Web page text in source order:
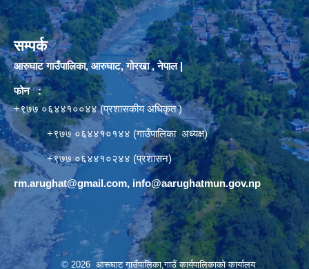
सम्पर्क
आरुघाट गाउँपालिका, आरुघाट, गोरखा , नेपाल |
फोन :
+९७७ ०६४४१००४४ (प्रशासकीय अधिकृत )
+९७७ ०६४४१०१४४ (गाउँपालिका अध्यक्ष)
+९७७ ०६४४१०२४४ (प्रशासन)
rm.arughat@gmail.com, info@aarughatmun.gov.np
© 2026 आरूघाट गाउँपालिका,गाउँ कार्यपालिकाको कार्यालय